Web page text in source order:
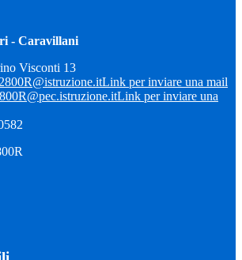
- Caravillani
Visconti 13
Link per inviare una mail
Link per inviare una